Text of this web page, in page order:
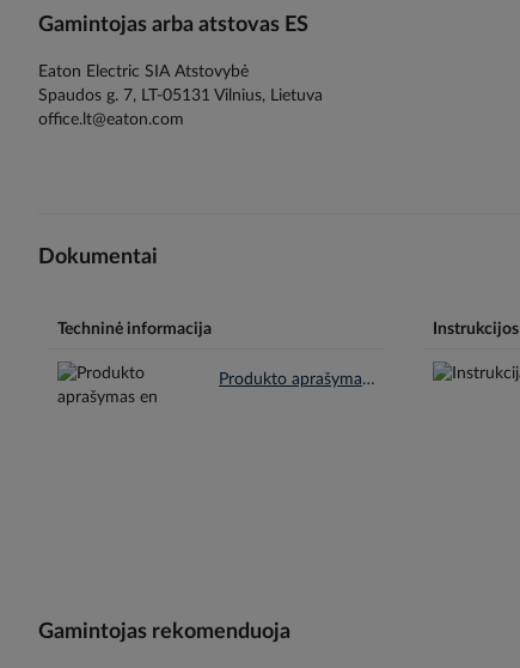
Gamintojas arba atstovas ES
Eaton Electric SIA Atstovybė
Spaudos g. 7, LT-05131 Vilnius, Lietuva
office.lt@eaton.com
Dokumentai
Techninė informacija
Produkto aprašymas en.pdf
Instrukcijos
Gamintojas rekomenduoja